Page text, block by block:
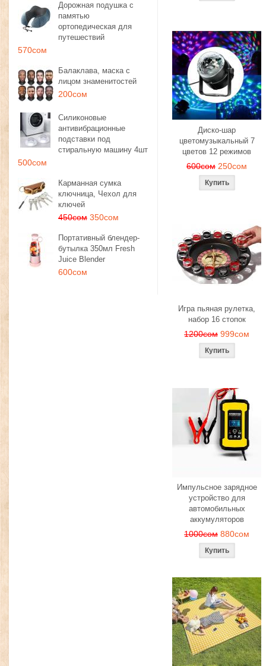
Дорожная подушка с
памятью
ортопедическая для
путешествий
570сом
Балаклава, маска с
лицом знаменитостей
200сом
Силиконовые
антивибрационные
подставки под
стиральную машину 4шт
500сом
Карманная сумка
ключница, Чехол для
ключей
450сом 350сом
Портативный блендер-
бутылка 350мл Fresh
Juice Blender
600сом
Диско-шар
цветомузыкальный 7
цветов 12 режимов
600сом 250сом
Игра пьяная рулетка,
набор 16 стопок
1200сом 999сом
Импульсное зарядное
устройство для
автомобильных
аккумуляторов
1000сом 880сом